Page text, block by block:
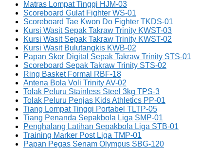
Matras Lompat Tinggi HJM-03
Scoreboard Gulat Fighter WS-01
Scoreboard Tae Kwon Do Fighter TKDS-01
Kursi Wasit Sepak Takraw Trinity KWST-03
Kursi Wasit Sepak Takraw Trinity KWST-02
Kursi Wasit Bulutangkis KWB-02
Papan Skor Digital Sepak Takraw Trinity STS-01
Scoreboard Sepak Takraw Trinity STS-02
Ring Basket Formal RBF-18
Antena Bola Voli Trinity AV-02
Tolak Peluru Stainless Steel 3kg TPS-3
Tolak Peluru Penjas Kids Athletics PP-01
Tiang Lompat Tinggi Portabel TLTP-05
Tiang Penanda Sepakbola Liga SMP-01
Penghalang Latihan Sepakbola Liga STB-01
Training Marker Post Liga TMP-01
Papan Pegas Senam Olympus SBG-120